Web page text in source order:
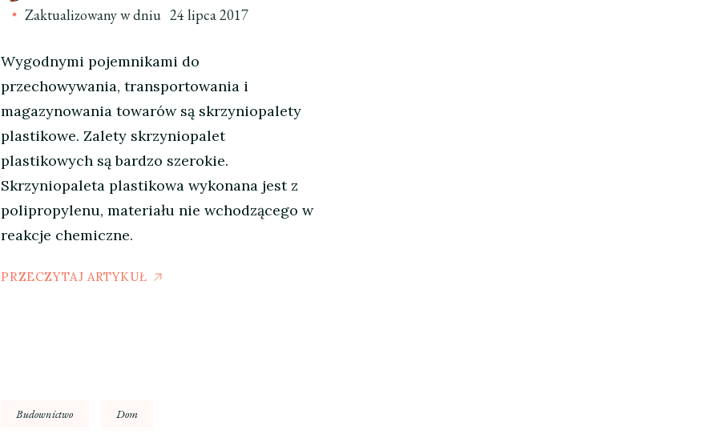
Zaktualizowany w dniu 24 lipca 2017
Wygodnymi pojemnikami do
przechowywania, transportowania i
magazynowania towarów są skrzyniopalety
plastikowe. Zalety skrzyniopalet
plastikowych są bardzo szerokie.
Skrzyniopaleta plastikowa wykonana jest z
polipropylenu, materiału nie wchodzącego w
reakcje chemiczne.
PRZECZYTAJ ARTYKUŁ
Budownictwo Dom